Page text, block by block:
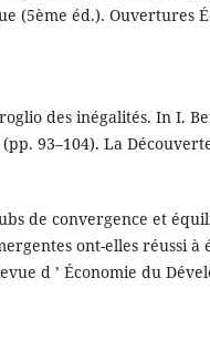
(5ème éd.). Ouvertures
des inégalités. In I.
93–104). La
de convergence et
ont-elles réussi à
d ’ Économie du